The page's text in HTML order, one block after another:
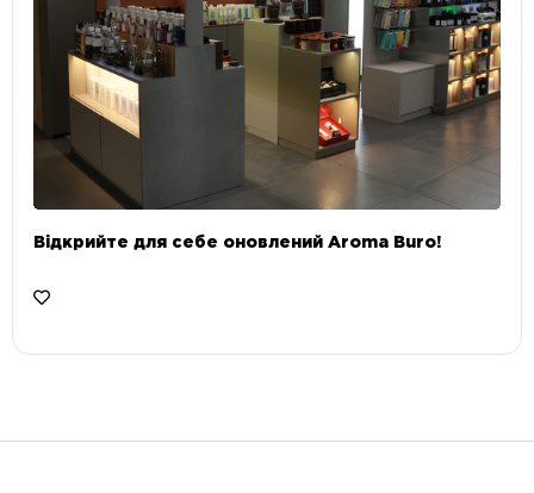
Відкрийте для себе оновлений Aroma Buro! ⠀